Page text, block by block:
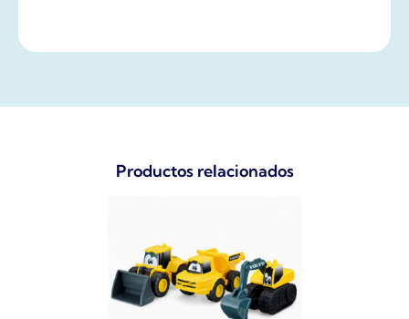
Productos relacionados